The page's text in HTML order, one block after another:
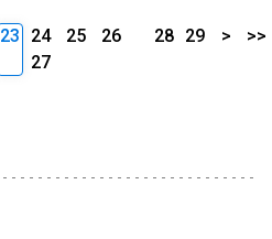
23 24 25
26
27
28 29 > >>